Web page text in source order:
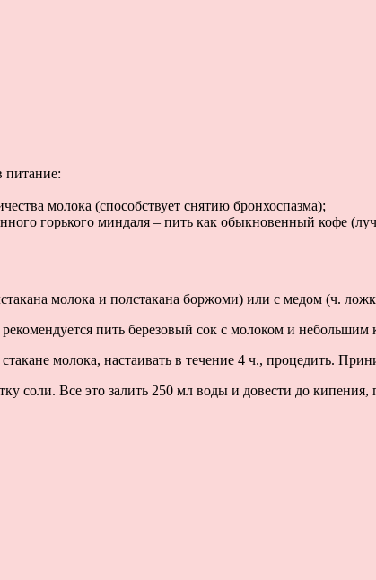
питание:
молока (способствует снятию бронхоспазма);
горького миндаля – пить как обыкновенный кофе
молока и полстакана боржоми) или с медом (ч.
пить березовый сок с молоком и небольшим
молока, настаивать в течение 4 ч., процедить.
соли. Все это залить 250 мл воды и довести до